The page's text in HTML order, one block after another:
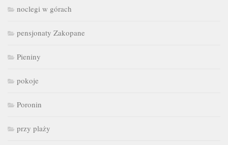
noclegi w górach
pensjonaty Zakopane
Pieniny
pokoje
Poronin
przy plaży